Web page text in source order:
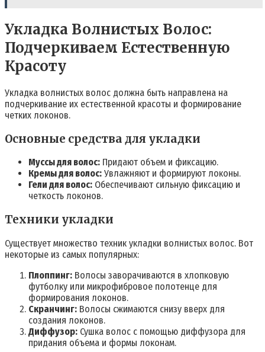
Укладка Волнистых Волос:
Подчеркиваем Естественную
Красоту
Укладка волнистых волос должна быть направлена на
подчеркивание их естественной красоты и формирование
четких локонов.
Основные средства для укладки
Муссы для волос: Придают объем и фиксацию.
Кремы для волос: Увлажняют и формируют локоны.
Гели для волос: Обеспечивают сильную фиксацию и
четкость локонов.
Техники укладки
Существует множество техник укладки волнистых волос. Вот
некоторые из самых популярных:
Плоппинг: Волосы заворачиваются в хлопковую
футболку или микрофибровое полотенце для
формирования локонов.
Скранчинг: Волосы сжимаются снизу вверх для
создания локонов.
Диффузор: Сушка волос с помощью диффузора для
придания объема и формы локонам.